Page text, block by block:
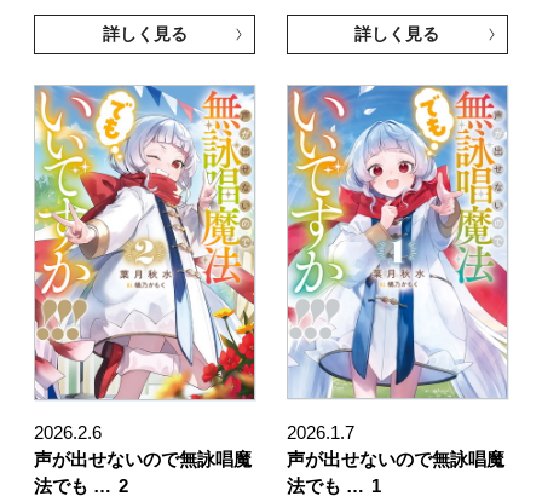
詳しく見る 詳しく見る
2026.2.6
声が出せないので無詠唱魔
法でも … 2
2026.1.7
声が出せないので無詠唱魔
法でも … 1